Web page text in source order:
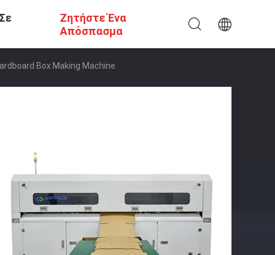
Ζητήστε Ένα
Απόσπασμα
Box Making Machine